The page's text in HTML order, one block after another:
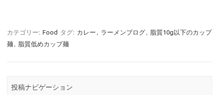
カテゴリー: Food タグ: カレー , ラーメンブログ, 脂質10g以下のカップ
麺 , 脂質低めカップ麺
投稿ナビゲーション